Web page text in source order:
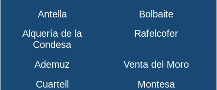
Antella
Bolbaite
Alquería de la
Condesa
Rafelcofer
Ademuz
Venta del Moro
Cuartell
Montesa